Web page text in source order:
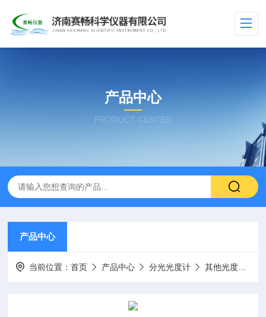
产品中心
PRODUCT CENTER
产品中心
当前位置：首页 产品中心 分光光度计 其他光度计及配件耗材